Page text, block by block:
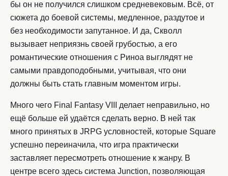
бы он не получился слишком средневековым. Всё, от
сюжета до боевой системы, медленное, раздутое и
без необходимости запутанное. И да, Скволл
вызывает неприязнь своей грубостью, а его
романтические отношения с Риноа выглядят не
самыми правдоподобными, учитывая, что они
должны быть стать главным моментом игры.
Много чего Final Fantasy VIII делает неправильно, но
ещё больше ей удаётся сделать верно. В ней так
много принятых в JRPG условностей, которые Square
успешно переиначила, что игра практически
заставляет пересмотреть отношение к жанру. В
центре всего здесь система Junction, позволяющая